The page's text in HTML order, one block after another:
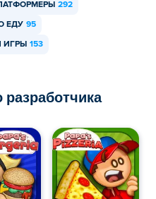
292
ЕДУ 95
153
разработчика